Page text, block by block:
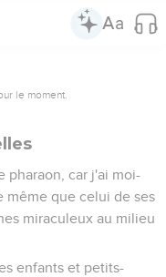
le moment.
pharaon, car j'ai moi-
que celui de ses
miraculeux au milieu
enfants et petits-